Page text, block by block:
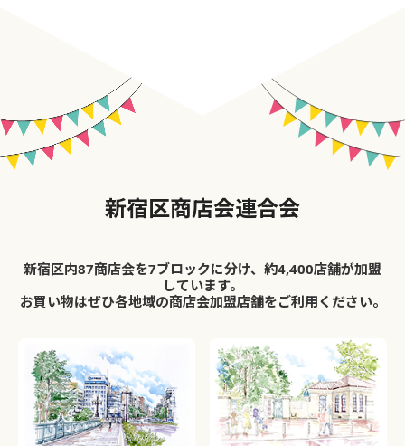
新宿区商店会連合会
新宿区内87商店会を7ブロックに分け、約4,400店舗が加盟
しています。
お買い物はぜひ各地域の商店会加盟店舗をご利用ください。